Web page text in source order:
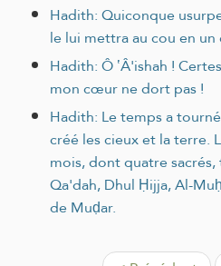
Hadith: Quiconque
le lui mettra au cou en
Hadith: Ô ʽÂ'ishah !
mon cœur ne dort pas !
Hadith: Le temps a
créé les cieux et la terre.
mois, dont quatre
Qa'dah, Dhul Ḥijja, Al-
de Muḍar.